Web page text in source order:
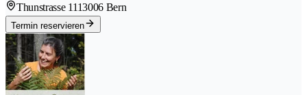
Thunstrasse 1113006 Bern
Termin reservieren